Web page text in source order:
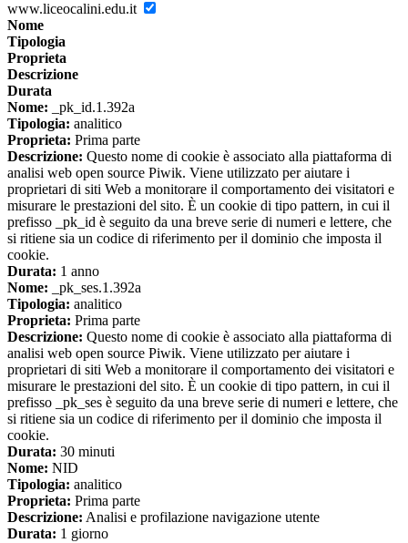
www.liceocalini.edu.it
Nome
Tipologia
Proprieta
Descrizione
Durata
Nome: _pk_id.1.392a
Tipologia: analitico
Proprieta: Prima parte
Descrizione: Questo nome di cookie è associato alla piattaforma di
analisi web open source Piwik. Viene utilizzato per aiutare i
proprietari di siti Web a monitorare il comportamento dei visitatori e
misurare le prestazioni del sito. È un cookie di tipo pattern, in cui il
prefisso _pk_id è seguito da una breve serie di numeri e lettere, che
si ritiene sia un codice di riferimento per il dominio che imposta il
cookie.
Durata: 1 anno
Nome: _pk_ses.1.392a
Tipologia: analitico
Proprieta: Prima parte
Descrizione: Questo nome di cookie è associato alla piattaforma di
analisi web open source Piwik. Viene utilizzato per aiutare i
proprietari di siti Web a monitorare il comportamento dei visitatori e
misurare le prestazioni del sito. È un cookie di tipo pattern, in cui il
prefisso _pk_ses è seguito da una breve serie di numeri e lettere, che
si ritiene sia un codice di riferimento per il dominio che imposta il
cookie.
Durata: 30 minuti
Nome: NID
Tipologia: analitico
Proprieta: Prima parte
Descrizione: Analisi e profilazione navigazione utente
Durata: 1 giorno